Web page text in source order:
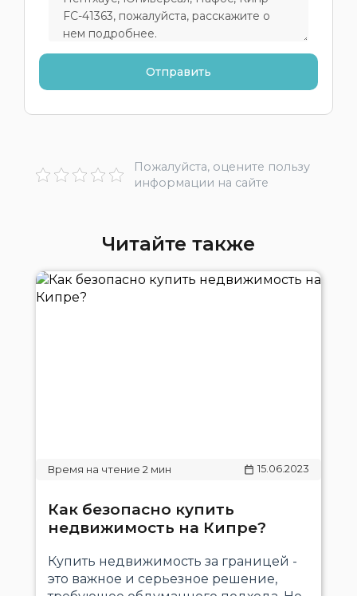
Пожалуйста, оцените пользу
информации на сайте
Читайте также
15.06.2023
Как безопасно купить
недвижимость на Кипре?
Купить недвижимость за границей -
это важное и серьезное решение,